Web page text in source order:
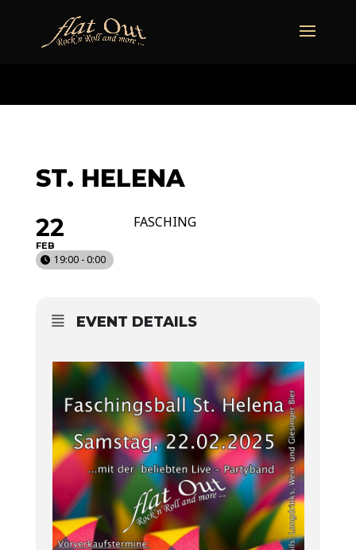
ST. HELENA
22
FEB
19:00 - 0:00
FASCHING
EVENT DETAILS